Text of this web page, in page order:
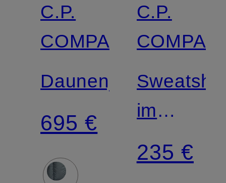
C.P.
COMPANY
Daunenjacke
695 €
C.P.
im
235 €